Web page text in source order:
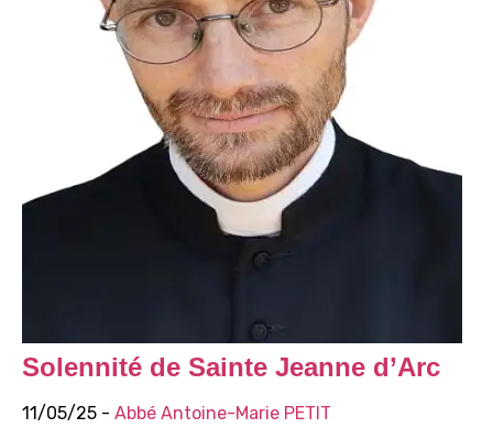
Solennité de Sainte Jeanne d’Arc
11/05/25 - Abbé Antoine-Marie PETIT